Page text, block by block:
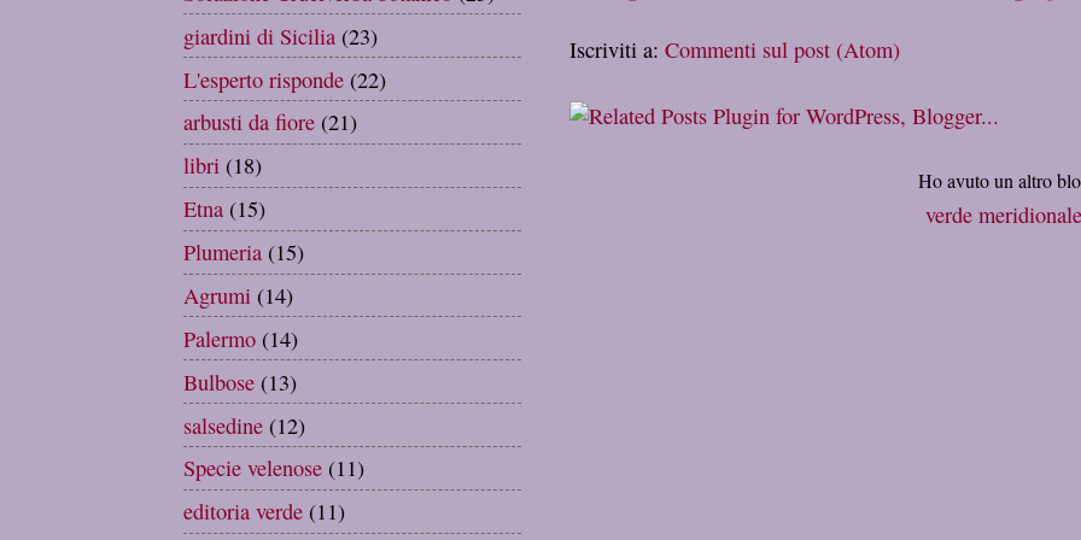
Iscriviti a: Commenti sul post (Atom)
Ho avuto un altro
verde meridionale
giardini di Sicilia (23)
L'esperto risponde (22)
arbusti da fiore (21)
libri (18)
Etna (15)
Plumeria (15)
Agrumi (14)
Palermo (14)
Bulbose (13)
salsedine (12)
Specie velenose (11)
editoria verde (11)